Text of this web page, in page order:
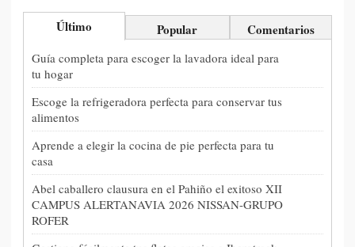
Último Popular Comentarios
Guía completa para escoger la lavadora ideal para
tu hogar
Escoge la refrigeradora perfecta para conservar tus
alimentos
Aprende a elegir la cocina de pie perfecta para tu
casa
Abel caballero clausura en el Pahiño el exitoso XII
CAMPUS ALERTANAVIA 2026 NISSAN-GRUPO
ROFER